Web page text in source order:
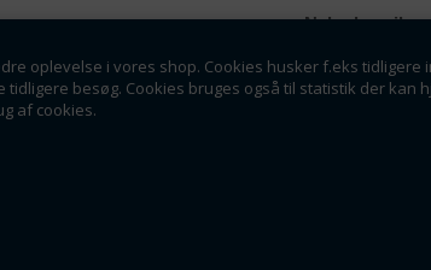
oplevelse i vores shop. Cookies husker f.eks
besøg. Cookies bruges også til statistik der
af cookies.
Nyhedsmail
Tilmeld dig vores nyhedsbrev og få
tilbud som en af de første.